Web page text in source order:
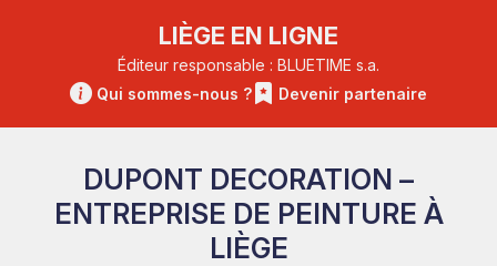
LIÈGE EN LIGNE
Éditeur responsable : BLUETIME s.a.
Qui sommes-nous ?
Devenir partenaire
DUPONT DECORATION –
ENTREPRISE DE PEINTURE À
LIÈGE